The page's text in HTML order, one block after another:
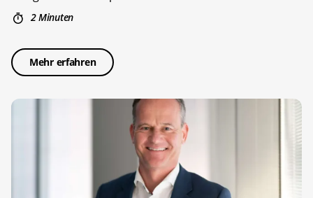
2 Minuten
Mehr erfahren